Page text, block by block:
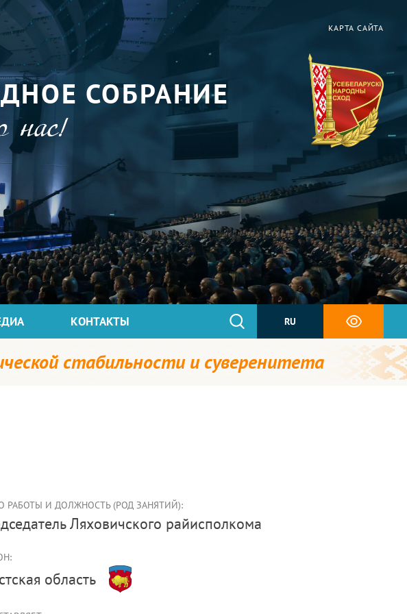
КАРТА САЙТА
СОБРАНИЕ
нас!
КОНТАКТЫ RU
стабильности и суверенитета
РАБОТЫ И ДОЛЖНОСТЬ (РОД ЗАНЯТИЙ):
Ляховичского райисполкома
область